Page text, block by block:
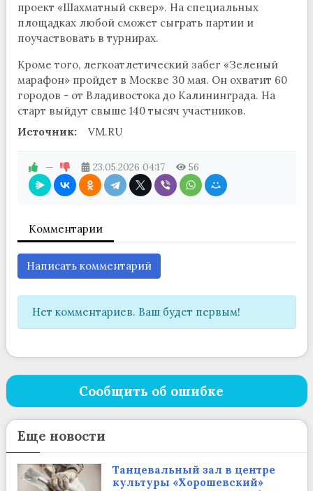
проект «Шахматный сквер». На специальных
площадках любой сможет сыграть партии и
поучаствовать в турнирах.
Кроме того, легкоатлетический забег «Зеленый
марафон» пройдет в Москве 30 мая. Он охватит 60
городов - от Владивостока до Калининграда. На
старт выйдут свыше 140 тысяч участников.
Источник:
VM.RU
— 23.05.2026 04:17 56
Комментарии
Написать комментарий
Нет комментариев. Ваш будет первым!
Сообщить об ошибке
Еще новости
Танцевальный зал в центре
культуры «Хорошевский»